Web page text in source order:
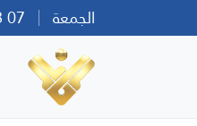
الجمعة